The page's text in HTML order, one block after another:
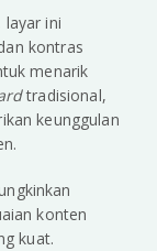
layar ini
kontras
menarik
tradisional,
keunggulan
konten
kuat.